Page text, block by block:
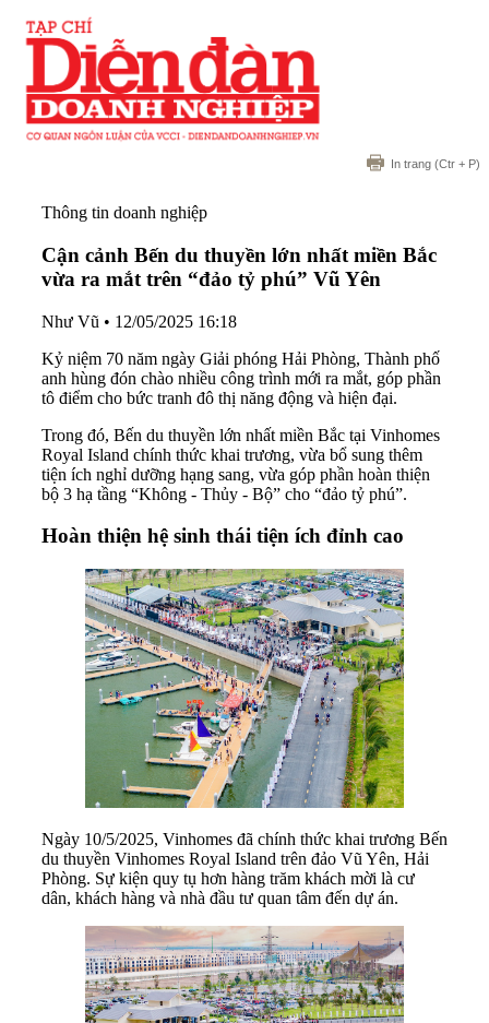
In trang (Ctr + P)
Thông tin doanh nghiệp
Cận cảnh Bến du thuyền lớn nhất miền Bắc
vừa ra mắt trên “đảo tỷ phú” Vũ Yên
Như Vũ • 12/05/2025 16:18
Kỷ niệm 70 năm ngày Giải phóng Hải Phòng, Thành phố
anh hùng đón chào nhiều công trình mới ra mắt, góp phần
tô điểm cho bức tranh đô thị năng động và hiện đại.
Trong đó, Bến du thuyền lớn nhất miền Bắc tại Vinhomes
Royal Island chính thức khai trương, vừa bổ sung thêm
tiện ích nghỉ dưỡng hạng sang, vừa góp phần hoàn thiện
bộ 3 hạ tầng “Không - Thủy - Bộ” cho “đảo tỷ phú”.
Hoàn thiện hệ sinh thái tiện ích đỉnh cao
Ngày 10/5/2025, Vinhomes đã chính thức khai trương Bến
du thuyền Vinhomes Royal Island trên đảo Vũ Yên, Hải
Phòng. Sự kiện quy tụ hơn hàng trăm khách mời là cư
dân, khách hàng và nhà đầu tư quan tâm đến dự án.